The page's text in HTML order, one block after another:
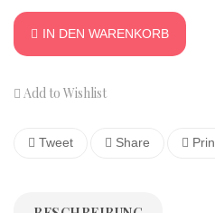
IN DEN WARENKORB
Add to Wishlist
Tweet Share